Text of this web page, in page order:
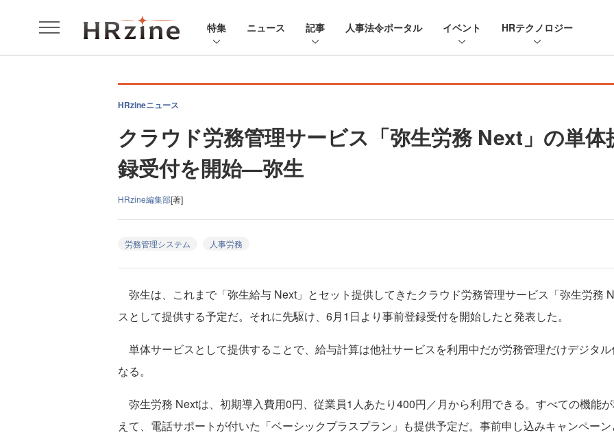
特集 ニュース 記事 人事法令ポータル イベント HRテクノロジー
HRzineニュース
クラウド労務管理サービス「弥生労務 Next」の単
録受付を開始—弥生
HRzine編集部[著]
労務管理システム 人事労務
弥生は、これまで「弥生給与 Next」とセット提供してきたクラウド労務管理サービス「弥生労務
スとして提供する予定だ。それに先駆け、6月1日より事前登録受付を開始したと発表した。
単体サービスとして提供することで、給与計算は他社サービスを利用中だが労務管理だけデジタ
なる。
弥生労務 Nextは、初期導入費用0円、従業員1人あたり400円／月から利用できる。すべての機能
えて、電話サポートが付いた「ベーシックプラスプラン」も提供予定だ。事前申し込みキャンペー